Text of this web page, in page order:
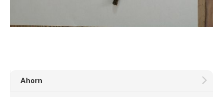
Ahorn